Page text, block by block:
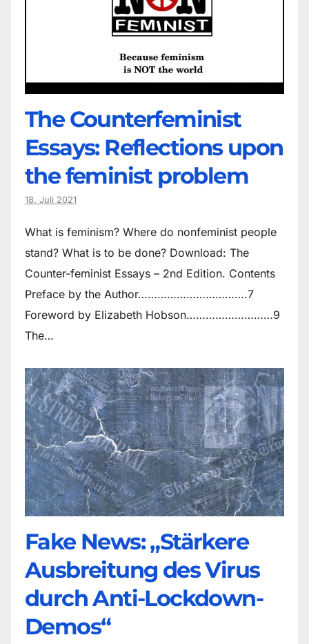
The Counter­feminist
Essays: Reflections upon
the feminist problem
18. Juli 2021
What is feminism? Where do non­feminist people
stand? What is to be done? Download: The
Counter-feminist Essays – 2nd Edition. Contents
Preface by the Author…………………………….7
Foreword by Elizabeth Hobson………………………9
The…
Fake News: „Stärkere
Ausbreitung des Virus
durch Anti-Lockdown-
Demos“